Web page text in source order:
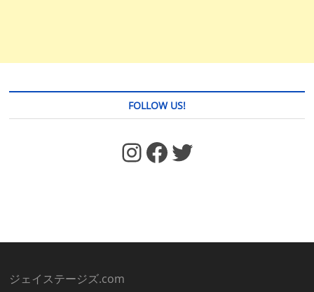
FOLLOW US!
https://www.facebook.com/jstages/ Facebook Twitter
ジェイステージズ.com